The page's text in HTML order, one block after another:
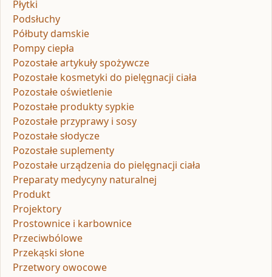
Płytki
Podsłuchy
Półbuty damskie
Pompy ciepła
Pozostałe artykuły spożywcze
Pozostałe kosmetyki do pielęgnacji ciała
Pozostałe oświetlenie
Pozostałe produkty sypkie
Pozostałe przyprawy i sosy
Pozostałe słodycze
Pozostałe suplementy
Pozostałe urządzenia do pielęgnacji ciała
Preparaty medycyny naturalnej
Produkt
Projektory
Prostownice i karbownice
Przeciwbólowe
Przekąski słone
Przetwory owocowe